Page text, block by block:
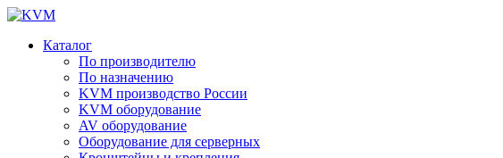
Каталог
По производителю
По назначению
KVM производство России
KVM оборудование
AV оборудование
Оборудование для серверных